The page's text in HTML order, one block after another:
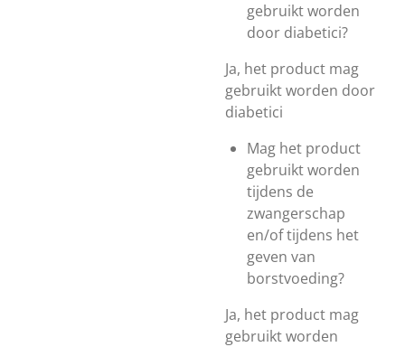
gebruikt worden
door diabetici?
Ja, het product mag
gebruikt worden door
diabetici
Mag het product
gebruikt worden
tijdens de
zwangerschap
en/of tijdens het
geven van
borstvoeding?
Ja, het product mag
gebruikt worden